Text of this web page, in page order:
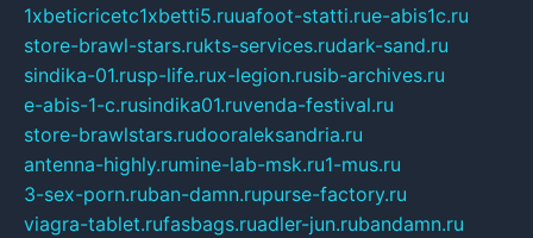
1xbeticricetc1xbetti5.ruuafoot-statti.rue-abis1c.ru
store-brawl-stars.rukts-services.rudark-sand.ru
sindika-01.rusp-life.rux-legion.rusib-archives.ru
e-abis-1-c.rusindika01.ruvenda-festival.ru
store-brawlstars.rudooraleksandria.ru
antenna-highly.rumine-lab-msk.ru1-mus.ru
3-sex-porn.ruban-damn.rupurse-factory.ru
viagra-tablet.rufasbags.ruadler-jun.rubandamn.ru